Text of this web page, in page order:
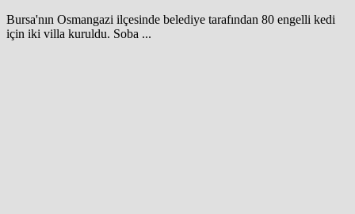
Bursa'nın Osmangazi ilçesinde belediye tarafından 80 engelli kedi
için iki villa kuruldu. Soba ...